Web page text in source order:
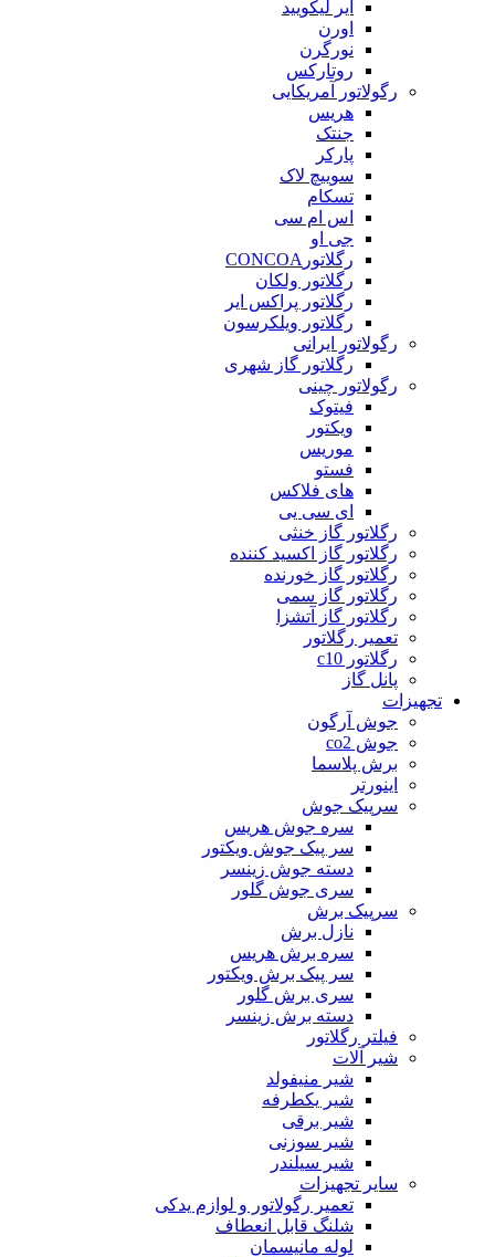
ایر لیکویید
اورن
نورگرن
روتارکس
رگولاتور آمریکایی
هریس
جنتک
پارکر
سوییچ لاک
تسکام
اس ام سی
جی او
رگلاتورCONCOA
رگلاتور ولکان
رگلاتور پراکس ایر
رگلاتور ویلکرسون
رگولاتور ایرانی
رگلاتور گاز شهری
رگولاتور چینی
فیتوک
ویکتور
موریس
فستو
های فلاکس
ای سی یی
رگلاتور گاز خنثی
رگلاتور گاز اکسید کننده
رگلاتور گاز خورنده
رگلاتور گاز سمی
رگلاتور گاز آتشزا
تعمیر رگلاتور
رگلاتور c10
پانل گاز
تجهیزات
جوش آرگون
جوش co2
برش پلاسما
اینورتر
سرپیک جوش
سره جوش هریس
سر پیک جوش ویکتور
دسته جوش زینسر
سری جوش گلور
سرپیک برش
نازل برش
سره برش هریس
سر پیک برش ویکتور
سری برش گلور
دسته برش زینسر
فیلتر رگلاتور
شیر آلات
شیر منیفولد
شیر یکطرفه
شیر برقی
شیر سوزنی
شیر سیلندر
سایر تجهیزات
تعمیر رگولاتور و لوازم یدکی
شلنگ قابل انعطاف
لوله مانیسمان